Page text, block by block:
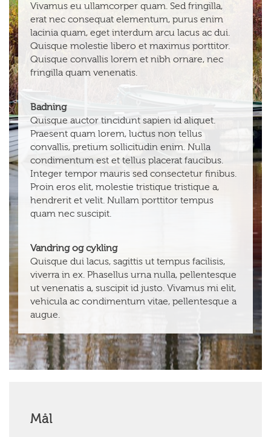
Vivamus eu ullamcorper quam. Sed fringilla,
erat nec consequat elementum, purus enim
lacinia quam, eget interdum arcu lacus ac dui.
Quisque molestie libero et maximus porttitor.
Quisque convallis lorem et nibh ornare, nec
fringilla quam venenatis.
Badning
Quisque auctor tincidunt sapien id aliquet.
Praesent quam lorem, luctus non tellus
convallis, pretium sollicitudin enim. Nulla
condimentum est et tellus placerat faucibus.
Integer tempor mauris sed consectetur finibus.
Proin eros elit, molestie tristique tristique a,
hendrerit et velit. Nullam porttitor tempus
quam nec suscipit.
Vandring og cykling
Quisque dui lacus, sagittis ut tempus facilisis,
viverra in ex. Phasellus urna nulla, pellentesque
ut venenatis a, suscipit id justo. Vivamus mi elit,
vehicula ac condimentum vitae, pellentesque a
augue.
Mål